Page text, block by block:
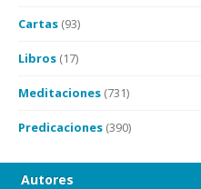
Cartas (93)
Libros (17)
Meditaciones (731)
Predicaciones (390)
Autores